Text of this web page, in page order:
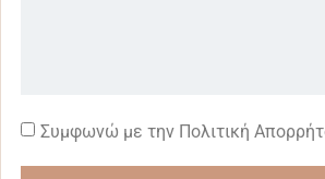
Συμφωνώ με την Πολιτική